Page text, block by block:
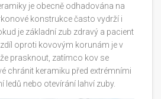
je obecně odhadována na
konstrukce často vydrží i
je základní zub zdravý a pacient
oproti kovovým korunám je v
prasknout, zatímco kov se
chránit keramiku před extrémními
ledů nebo otevírání lahví zuby.